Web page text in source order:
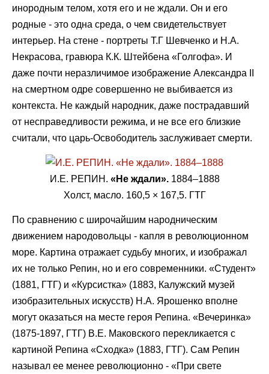
инородным телом, хотя его и не ждали. Он и его
родные - это одна среда, о чем свидетельствует
интерьер. На стене - портреты Т.Г Шевченко и Н.А.
Некрасова, гравюра К.К. Штейбена «Голгофа». И
даже почти неразличимое изображение Александра II
на смертном одре совершенно не выбивается из
контекста. Не каждый народник, даже пострадавший
от несправедливости режима, и не все его близкие
считали, что царь-Освободитель заслуживает смерти.
И.Е. РЕПИН. «Не ждали».1884–1888
Холст, масло. 160,5 × 167,5. ГТГ
По сравнению с широчайшим народническим
движением народовольцы - капля в революционном
море. Картина отражает судьбу многих, и изображал
их не только Репин, но и его современники. «Студент»
(1881, ГТГ) и «Курсистка» (1883, Калужский музей
изобразительных искусств) Н.А. Ярошенко вполне
могут оказаться на месте героя Репина. «Вечеринка»
(1875-1897, ГТГ) В.Е. Маковского перекликается с
картиной Репина «Сходка» (1883, ГТГ). Сам Репин
называл ее менее революционно - «При свете